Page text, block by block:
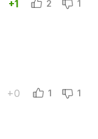
+1 2 1
+0 1 1